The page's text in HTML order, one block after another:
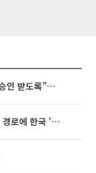
김정관 장관 “반도체 성과급, 주총 승인 받도록”…상법·자본시장법 개정 시사
태풍 '돌핀' 이어 '찬홈' 등장…예상 경로에 한국 '한숨'